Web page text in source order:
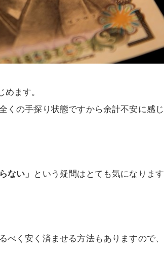
ます。
くの手探り状態ですから余計不安に感じ
ない」
という疑問はとても気になります
べく安く済ませる方法もありますので、